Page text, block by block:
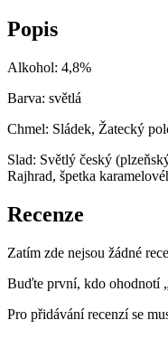
Popis
Alkohol: 4,8%
Barva: světlá
Chmel: Sládek, Žatecký
Slad: Světlý český
Rajhrad, špetka
Recenze
Zatím zde nejsou žádné
Buďte první, kdo ohodnotí
Pro přidávání recenzí se